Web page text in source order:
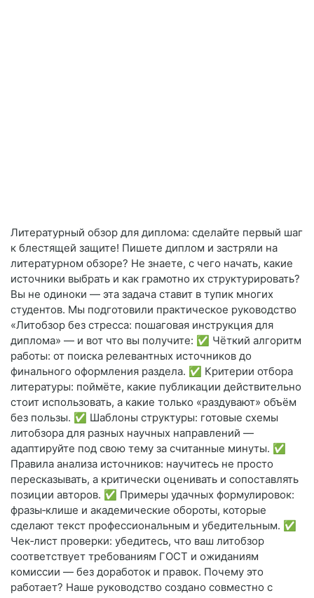
Литературный обзор для диплома: сделайте первый шаг
к блестящей защите! Пишете диплом и застряли на
литературном обзоре? Не знаете, с чего начать, какие
источники выбрать и как грамотно их структурировать?
Вы не одиноки — эта задача ставит в тупик многих
студентов. Мы подготовили практическое руководство
«Литобзор без стресса: пошаговая инструкция для
диплома» — и вот что вы получите: ✅ Чёткий алгоритм
работы: от поиска релевантных источников до
финального оформления раздела. ✅ Критерии отбора
литературы: поймёте, какие публикации действительно
стоит использовать, а какие только «раздувают» объём
без пользы. ✅ Шаблоны структуры: готовые схемы
литобзора для разных научных направлений —
адаптируйте под свою тему за считанные минуты. ✅
Правила анализа источников: научитесь не просто
пересказывать, а критически оценивать и сопоставлять
позиции авторов. ✅ Примеры удачных формулировок:
фразы‑клише и академические обороты, которые
сделают текст профессиональным и убедительным. ✅
Чек‑лист проверки: убедитесь, что ваш литобзор
соответствует требованиям ГОСТ и ожиданиям
комиссии — без доработок и правок. Почему это
работает? Наше руководство создано совместно с